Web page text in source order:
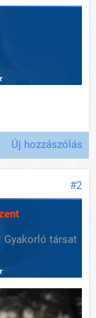
Új hozzászólás
#2
Gyakorló társat